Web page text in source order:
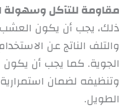
مقاومة للتآكل وسهولة
ذلك، يجب أن يكون
والتلف الناتج عن
الجوية. كما يجب أن
وتنظيفه لضمان
الطويل.